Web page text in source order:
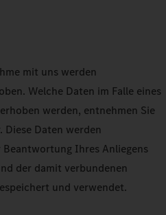
mit uns werden
Welche Daten im Falle eines
werden, entnehmen Sie
Daten werden
Ihres Anliegens
der damit verbundenen
und verwendet.